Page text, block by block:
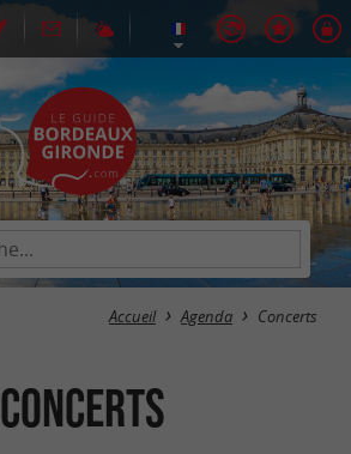
Accueil Agenda Concerts
Concerts